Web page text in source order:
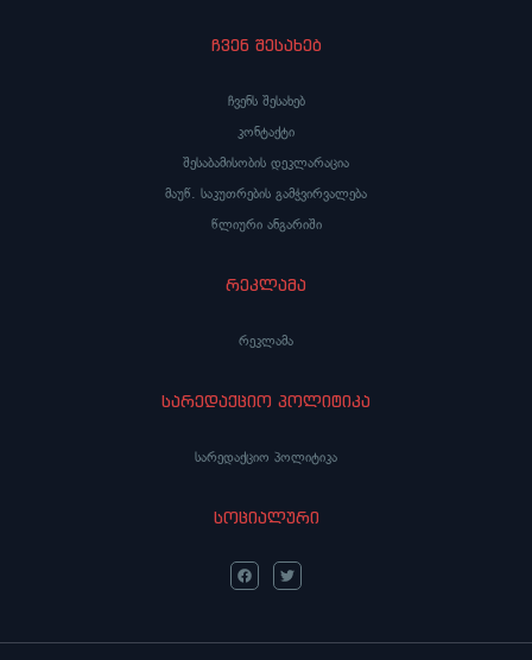
ჩვენ შესახებ
ჩვენს შესახებ
კონტაქტი
შესაბამისობის დეკლარაცია
მაუწ. საკუთრების გამჭვირვალება
წლიური ანგარიში
რეკლამა
რეკლამა
სარედაქციო პოლიტიკა
სარედაქციო პოლიტიკა
სოციალური